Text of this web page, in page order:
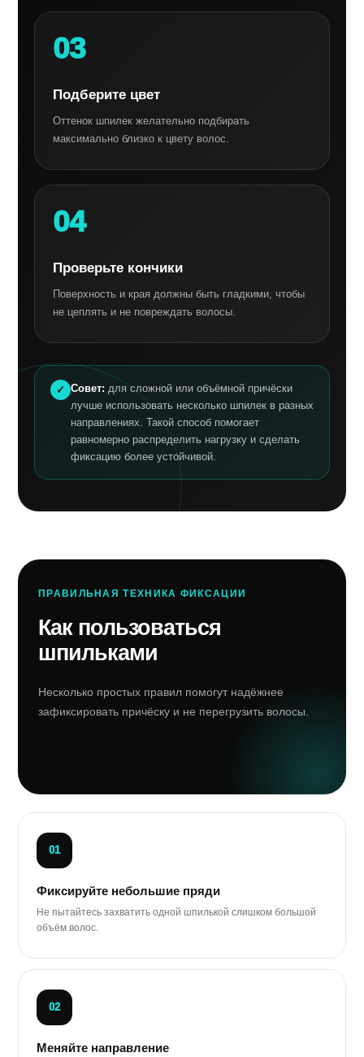
03
Подберите цвет
Оттенок шпилек желательно подбирать
максимально близко к цвету волос.
04
Проверьте кончики
Поверхность и края должны быть гладкими, чтобы
не цеплять и не повреждать волосы.
Совет: для сложной или объёмной причёски
лучше использовать несколько шпилек в разных
направлениях. Такой способ помогает
равномерно распределить нагрузку и сделать
фиксацию более устойчивой.
ПРАВИЛЬНАЯ ТЕХНИКА ФИКСАЦИИ
Как пользоваться
шпильками
Несколько простых правил помогут надёжнее
зафиксировать причёску и не перегрузить волосы.
01
Фиксируйте небольшие пряди
Не пытайтесь захватить одной шпилькой слишком большой
объём волос.
02
Меняйте направление